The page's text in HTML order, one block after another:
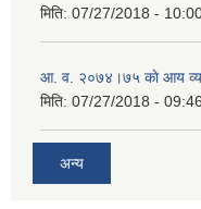
मिति: 07/27/2018 -
आ‍. व. २०७४।७५ काे आय
मिति: 07/27/2018 - 09:46
अन्य